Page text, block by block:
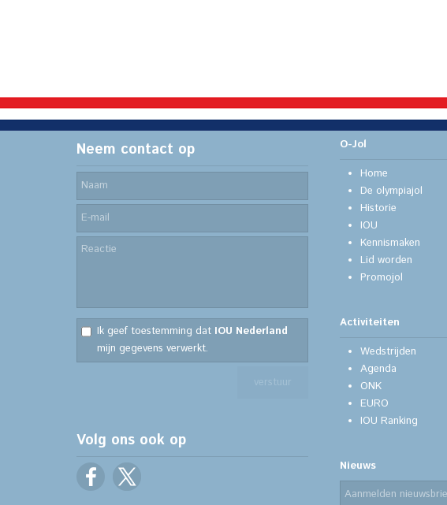
Neem contact op
Ik geef toestemming dat IOU Nederland
mijn gegevens verwerkt.
Volg ons ook op
O-Jol
Home
De olympiajol
Historie
IOU
Kennismaken
Lid worden
Promojol
Activiteiten
Wedstrijden
Agenda
ONK
EURO
IOU Ranking
Nieuws